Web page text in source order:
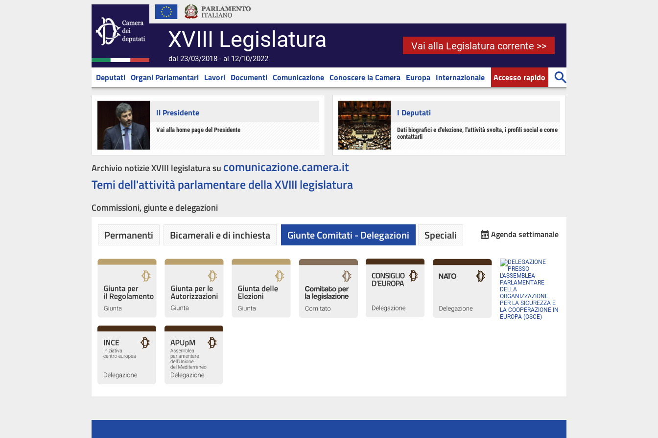
XVIII Legislatura
dal 23/03/2018 - al 12/10/2022
Vai alla Legislatura corrente >>
Deputati Organi Parlamentari Lavori Documenti Comunicazione Conoscere la Camera Europa Internazionale Accesso rapido
Il Presidente
Vai alla home page del Presidente
I Deputati
Dati biografici e d'elezione, l'attività svolta, i profili social e come
contattarli
Archivio notizie XVIII legislatura su comunicazione.camera.it
Temi dell'attività parlamentare della XVIII legislatura
Commissioni, giunte e delegazioni
Permanenti Bicamerali e di inchiesta Giunte Comitati - Delegazioni Agenda settimanale
Speciali